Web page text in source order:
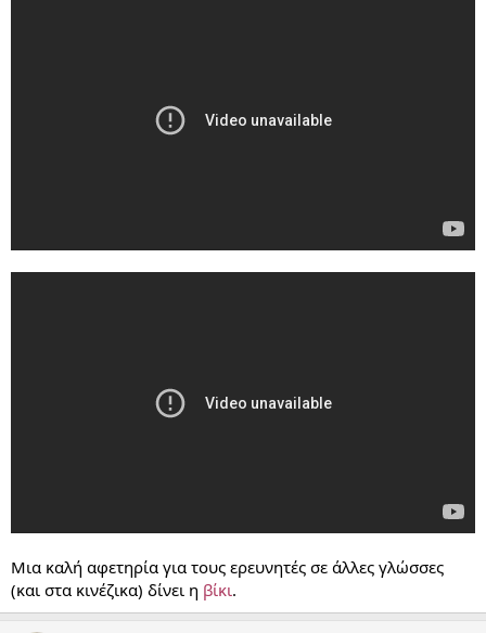
Μια καλή αφετηρία για τους ερευνητές σε άλλες γλώσσες
(και στα κινέζικα) δίνει η βίκι.